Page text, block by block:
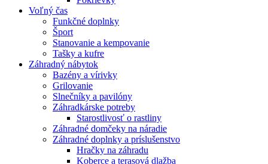
Voľný čas
Funkčné doplnky
Šport
Stanovanie a kempovanie
Tašky a kufre
Záhradný nábytok
Bazény a vírivky
Grilovanie
Slnečníky a pavilóny
Záhradkárske potreby
Starostlivosť o rastliny
Záhradné domčeky na náradie
Záhradné doplnky a príslušenstvo
Hračky na záhradu
Koberce a terasová dlažba